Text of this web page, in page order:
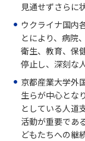
見通せずさらに
ウクライナ国内
とにより、病院
衛生、教育、保
停止し、深刻な
京都産業大学外
生らが中心とな
としている人道
活動が重要であ
どもたちへの継